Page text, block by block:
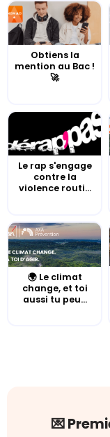
Obtiens la
mention au Bac !
🚀
Le rap s'engage
contre la
violence routi...
🌍 Le climat
change, et toi
aussi tu peu...
💌